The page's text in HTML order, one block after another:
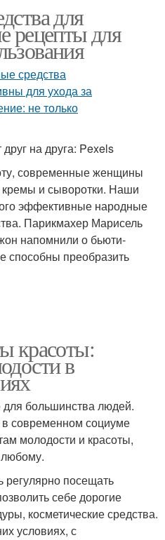
для
рецепты для
на друга: Pexels
современные женщины
кремы и сыворотки. Наши
эффективные народные
Парикмахер Марисель
напомнили о бьюти-
способны преобразить
красоты:
в
большинства людей.
современном социуме
молодости и красоты,
регулярно посещать
себе дорогие
косметические средства.
условиях, с